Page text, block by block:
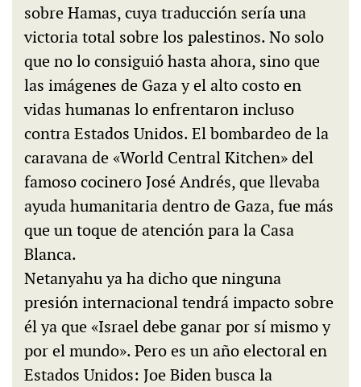
sobre Hamas, cuya traducción sería una
victoria total sobre los palestinos. No solo
que no lo consiguió hasta ahora, sino que
las imágenes de Gaza y el alto costo en
vidas humanas lo enfrentaron incluso
contra Estados Unidos. El bombardeo de la
caravana de «World Central Kitchen» del
famoso cocinero José Andrés, que llevaba
ayuda humanitaria dentro de Gaza, fue más
que un toque de atención para la Casa
Blanca.
Netanyahu ya ha dicho que ninguna
presión internacional tendrá impacto sobre
él ya que «Israel debe ganar por sí mismo y
por el mundo». Pero es un año electoral en
Estados Unidos: Joe Biden busca la